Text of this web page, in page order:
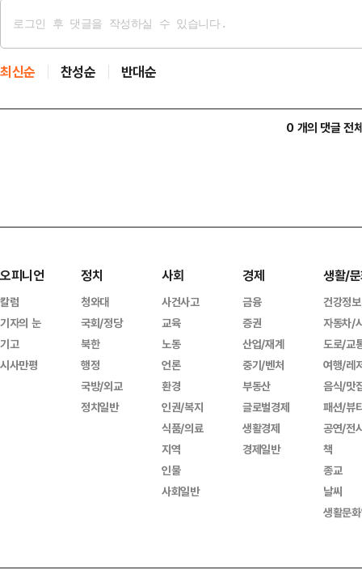
최신순 찬성순 반대순
0 개의 댓글 전
오피니언
칼럼
기자의 눈
기고
시사만평
정치
청와대
국회/정당
북한
행정
국방/외교
정치일반
사회
사건사고
교육
노동
언론
환경
인권/복지
식품/의료
지역
인물
사회일반
경제
금융
증권
산업/재계
중기/벤처
부동산
글로벌경제
생활경제
경제일반
생활/
건강정보
자동차/
도로/교
여행/레
음식/맛
패션/뷰
공연/전
책
종교
날씨
생활문